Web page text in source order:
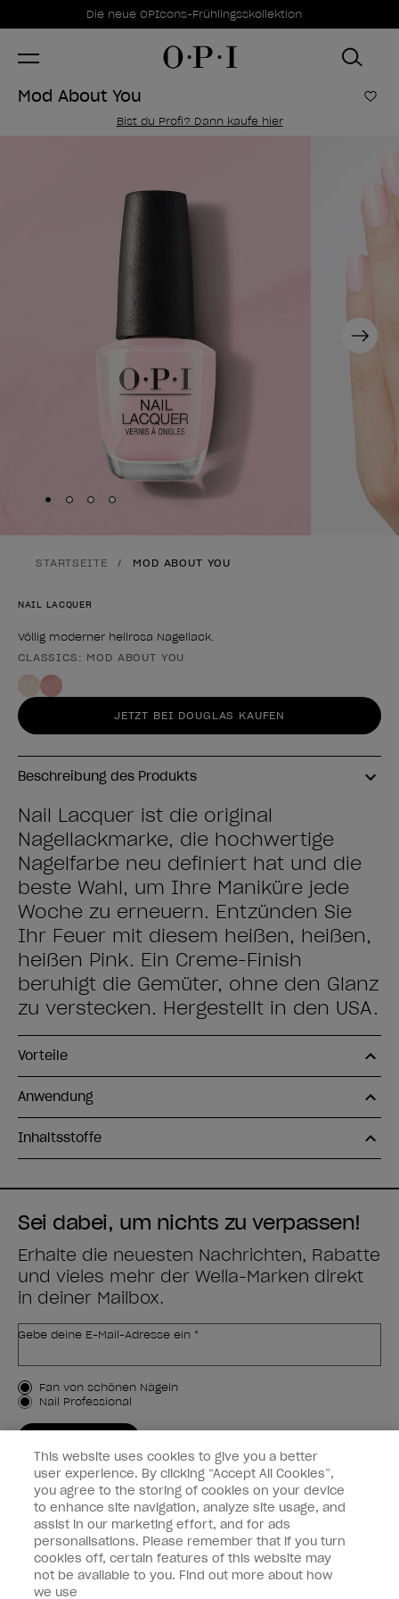
Sonderangebote
Die neue OPIcons-Frühlingsskollektion
Item 1 of 1
Mod About You Zur
Bist du Profi? Dann kaufe hier
Next
Skip to slide
Skip to slide
Skip to slide
Skip to slide
STARTSEITE MOD ABOUT YOU
NAIL LACQUER
Völlig moderner hellrosa Nagellack.
Form des Produkts
CLASSICS: MOD ABOUT YOU
JETZT BEI DOUGLAS KAUFEN
Beschreibung des Produkts
Nail Lacquer ist die original
Nagellackmarke, die hochwertige
Nagelfarbe neu definiert hat und die
beste Wahl, um Ihre Maniküre jede
Woche zu erneuern. Entzünden Sie
Ihr Feuer mit diesem heißen, heißen,
heißen Pink. Ein Creme-Finish
beruhigt die Gemüter, ohne den Glanz
zu verstecken. Hergestellt in den USA.
Vorteile
Anwendung
Inhaltsstoffe
Sei dabei, um nichts zu verpassen!
Erhalte die neuesten Nachrichten, Rabatte
und vieles mehr der Wella-Marken direkt
in deiner Mailbox.
Gebe deine E-Mail-Adresse ein *
Kundenart
Fan von schönen Nägeln
Nail Professional
Kundeninformationen
Vernetzen
This website uses cookies to give you a better
user experience. By clicking “Accept All Cookies”,
you agree to the storing of cookies on your device
to enhance site navigation, analyze site usage, and
assist in our marketing effort, and for ads
personalisations. Please remember that if you turn
cookies off, certain features of this website may
not be available to you. Find out more about how
we use